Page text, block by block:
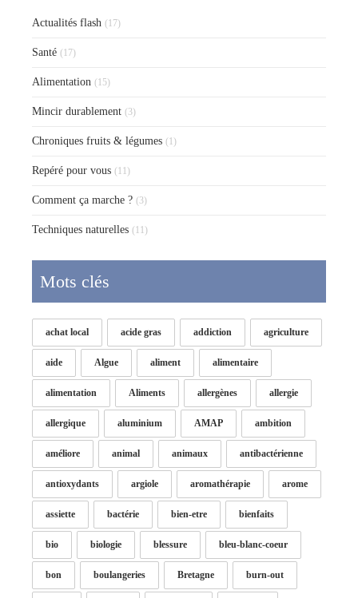
Actualités flash (17)
Santé (17)
Alimentation (15)
Mincir durablement (3)
Chroniques fruits & légumes (1)
Repéré pour vous (11)
Comment ça marche ? (3)
Techniques naturelles (11)
Mots clés
achat local acide gras addiction agriculture
aide Algue aliment alimentaire
alimentation Aliments allergènes allergie
allergique aluminium AMAP ambition
améliore animal animaux antibactérienne
antioxydants argiole aromathérapie arome
assiette bactérie bien-etre bienfaits
bio biologie blessure bleu-blanc-coeur
bon boulangeries Bretagne burn-out